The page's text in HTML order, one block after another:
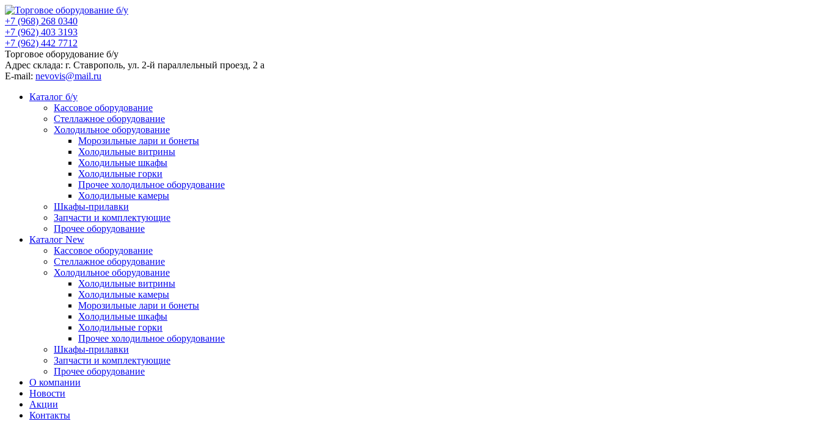
+7 (968) 268 0340
+7 (962) 403 3193
+7 (962) 442 7712
Торговое оборудование б/у
Адрес склада: г. Ставрополь, ул. 2-й параллельный проезд, 2 a
E-mail: nevovis@mail.ru
Каталог б/у
Кассовое оборудование
Стеллажное оборудование
Холодильное оборудование
Морозильные лари и бонеты
Холодильные витрины
Холодильные шкафы
Холодильные горки
Прочее холодильное оборудование
Холодильные камеры
Шкафы-прилавки
Запчасти и комплектующие
Прочее оборудование
Каталог New
Кассовое оборудование
Стеллажное оборудование
Холодильное оборудование
Холодильные витрины
Холодильные камеры
Морозильные лари и бонеты
Холодильные шкафы
Холодильные горки
Прочее холодильное оборудование
Шкафы-прилавки
Запчасти и комплектующие
Прочее оборудование
О компании
Новости
Акции
Контакты